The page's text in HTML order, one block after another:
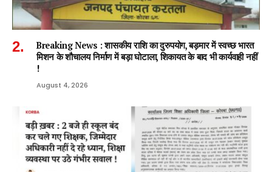
Breaking News : शासकीय राशि का दुरुपयोग, बड़मार में स्वच्छ भारत
मिशन के शौचालय निर्माण में बड़ा घोटाला, शिकायत के बाद भी कार्यवाही नहीं
!
August 4, 2026